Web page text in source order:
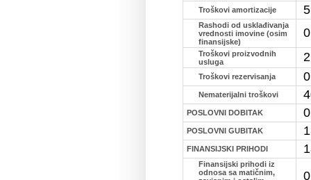
Troškovi amortizacije
Rashodi od usklađivanja
vrednosti imovine (osim
finansijske)
0
Troškovi proizvodnih
usluga
Troškovi rezervisanja 0
Nematerijalni troškovi
POSLOVNI DOBITAK 0
POSLOVNI GUBITAK
FINANSIJSKI PRIHODI
Finansijski prihodi iz
odnosa sa matičnim,
0